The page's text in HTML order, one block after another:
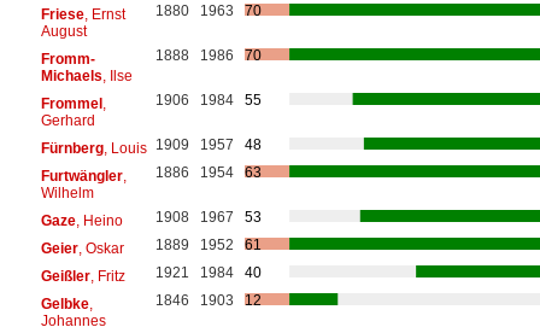
Friese, Ernst
August
1880 1963 70
Fromm-
Michaels , Ilse
1888 1986 70
Frommel,
Gerhard
1906 1984 55
Fürnberg, Louis 1909 1957
48
Furtwängler,
Wilhelm
1886 1954 63
Gaze, Heino 1908 1967
53
Geier, Oskar 1889 1952
61
Geißler, Fritz 1921 1984
40
Gelbke,
Johannes
1846 1903 12